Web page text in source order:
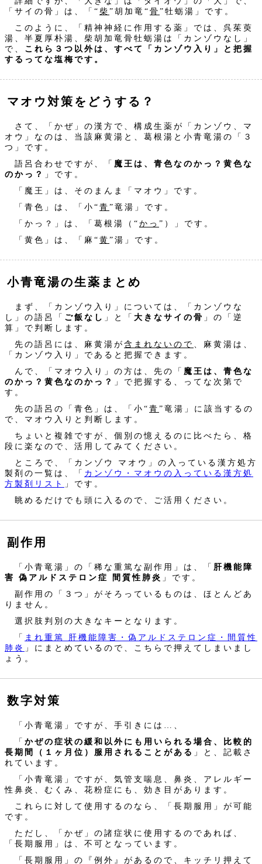
「サイの骨」は、「“柴”胡加竜“骨”牡蛎湯」です。
このように、「精神神経に作用する薬」では、呉茱萸
湯、半夏厚朴湯、柴胡加竜骨牡蛎湯は「カンゾウなし」
で、 これら３つ以外は、すべて「カンゾウ入り」と把握
するってな塩梅です。
マオウ対策をどうする？
さて、「かぜ」の漢方で、構成生薬が「カンゾウ、マ
オウ」なのは、当該麻黄湯と、葛根湯と小青竜湯の「３
つ」です。
語呂合わせですが、「 魔王は、青色なのかっ？黄色な
のかっ？
」です。
「魔王」は、そのまんま「マオウ」です。
「青色」は、「小“青”竜湯」です。
「かっ？」は、「葛根湯（“かっ ”）」です。
「黄色」は、「麻“黄”湯」です。
小青竜湯の生薬まとめ
まず、「カンゾウ入り」については、「カンゾウな
し」の語呂「 ご飯なし 」と「 大きなサイの骨 」の「逆
算」で判断します。
先の語呂には、麻黄湯が含まれないので
、麻黄湯は、
「カンゾウ入り」であると把握できます。
んで、「マオウ入り」の方は、先の「 魔王は、青色な
のかっ？黄色なのかっ？
」で把握する、ってな次第で
す。
先の語呂の「青色」は、「小“青”竜湯」に該当するの
で、マオウ入りと判断します。
ちょいと複雑ですが、個別の憶えるのに比べたら、格
段に楽なので、活用してみてください。
ところで、「カンゾウ マオウ」の入っている漢方処方
製剤の一覧は、「 カンゾウ・マオウの入っている漢方処
方製剤リスト
」です。
眺めるだけでも頭に入るので、ご活用ください。
副作用
「小青竜湯」の「稀な重篤な副作用」は、「 肝機能障
害 偽アルドステロン症 間質性肺炎 」です。
副作用の「３つ」がそろっているものは、ほとんどあ
りません。
選択肢判別の大きなキーとなります。
「 まれ重篤 肝機能障害・偽アルドステロン症・間質性
肺炎 」にまとめているので、こちらで押えてしまいまし
ょう。
数字対策
「小青竜湯」ですが、手引きには…、
「 かぜの症状の緩和以外にも用いられる場合、比較的
長期間（１ヶ月位）服用されることがある 」と、記載さ
れています。
「小青竜湯」ですが、気管支喘息、鼻炎、アレルギー
性鼻炎、むくみ、花粉症にも、効き目があります。
これらに対して使用するのなら、「長期服用」が可能
です。
ただし、「かぜ」の諸症状に使用するのであれば、
「長期服用」は、不可となっています。
「長期服用」の『例外』があるので、キッチリ押えて